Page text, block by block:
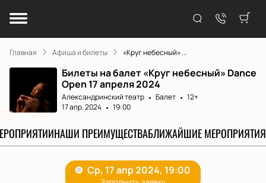
Главная Афиша и билеты «Круг небесный» ...
Билеты на балет «Круг небесный» Dance
Open 17 апреля 2024
Александринский театр Балет
12+
17 апр. 2024
19:00
НАШИ ПРЕИМУЩЕСТВАБЛИЖАЙШИЕ МЕРОПРИЯТИЯ